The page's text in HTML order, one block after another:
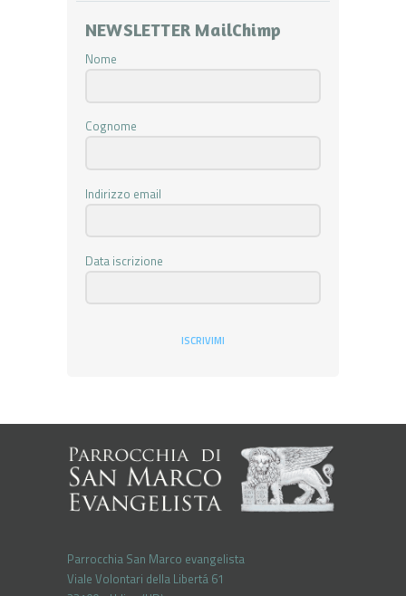
NEWSLETTER MailChimp
Nome
Cognome
Indirizzo email
Data iscrizione
ISCRIVIMI
Parrocchia San Marco evangelista
Viale Volontari della Libertá 61